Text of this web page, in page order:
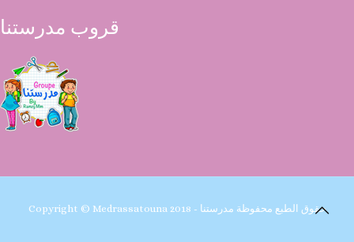
قروب مدرستنا
Copyright © Medrassatouna 2018 - حقوق الطبع محفوظة مدرستنا